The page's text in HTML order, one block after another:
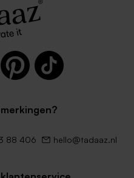
papier
88 406 hello@tadaaz.nl